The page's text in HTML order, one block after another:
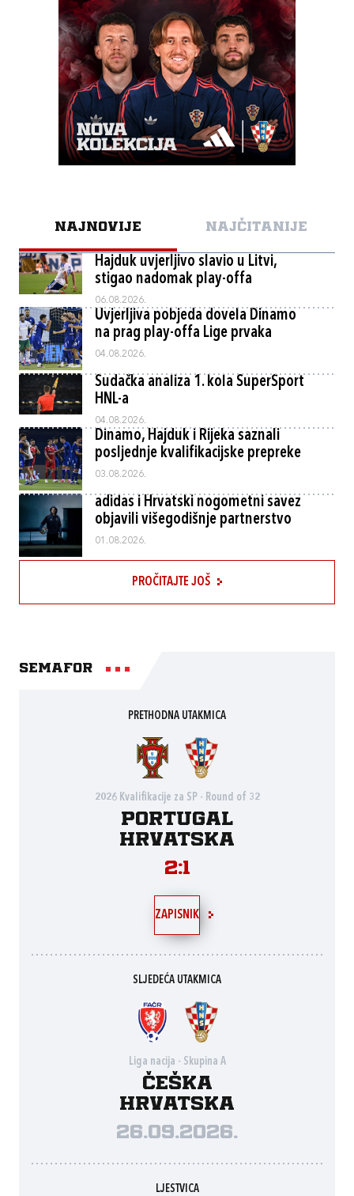
NAJNOVIJE NAJČITANIJE
Hajduk uvjerljivo slavio u Litvi,
stigao nadomak play-offa
06.08.2026.
Uvjerljiva pobjeda dovela Dinamo
na prag play-offa Lige prvaka
04.08.2026.
Sudačka analiza 1. kola SuperSport
HNL-a
04.08.2026.
Dinamo, Hajduk i Rijeka saznali
posljednje kvalifikacijske prepreke
03.08.2026.
adidas i Hrvatski nogometni savez
objavili višegodišnje partnerstvo
01.08.2026.
PROČITAJTE JOŠ
Semafor
PRETHODNA UTAKMICA
2026 Kvalifikacije za SP - Round of 32
Portugal
Hrvatska
2:1
ZAPISNIK
SLJEDEĆA UTAKMICA
Liga nacija - Skupina A
Češka
Hrvatska
26.09.2026.
LJESTVICA